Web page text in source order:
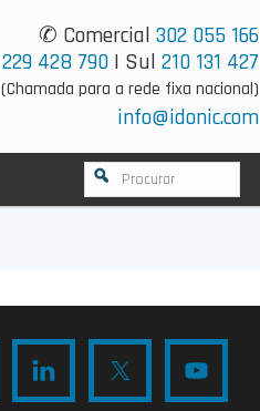
✆ Comercial 302 055 166
229 428 790 | Sul 210 131 427
(Chamada para a rede fixa nacional)
info@idonic.com